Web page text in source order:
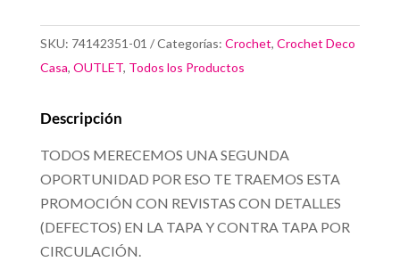
SKU: 74142351-01 Categorías: Crochet, Crochet Deco
Casa, OUTLET, Todos los Productos
Descripción
TODOS MERECEMOS UNA SEGUNDA
OPORTUNIDAD POR ESO TE TRAEMOS ESTA
PROMOCIÓN CON REVISTAS CON DETALLES
(DEFECTOS) EN LA TAPA Y CONTRA TAPA POR
CIRCULACIÓN.